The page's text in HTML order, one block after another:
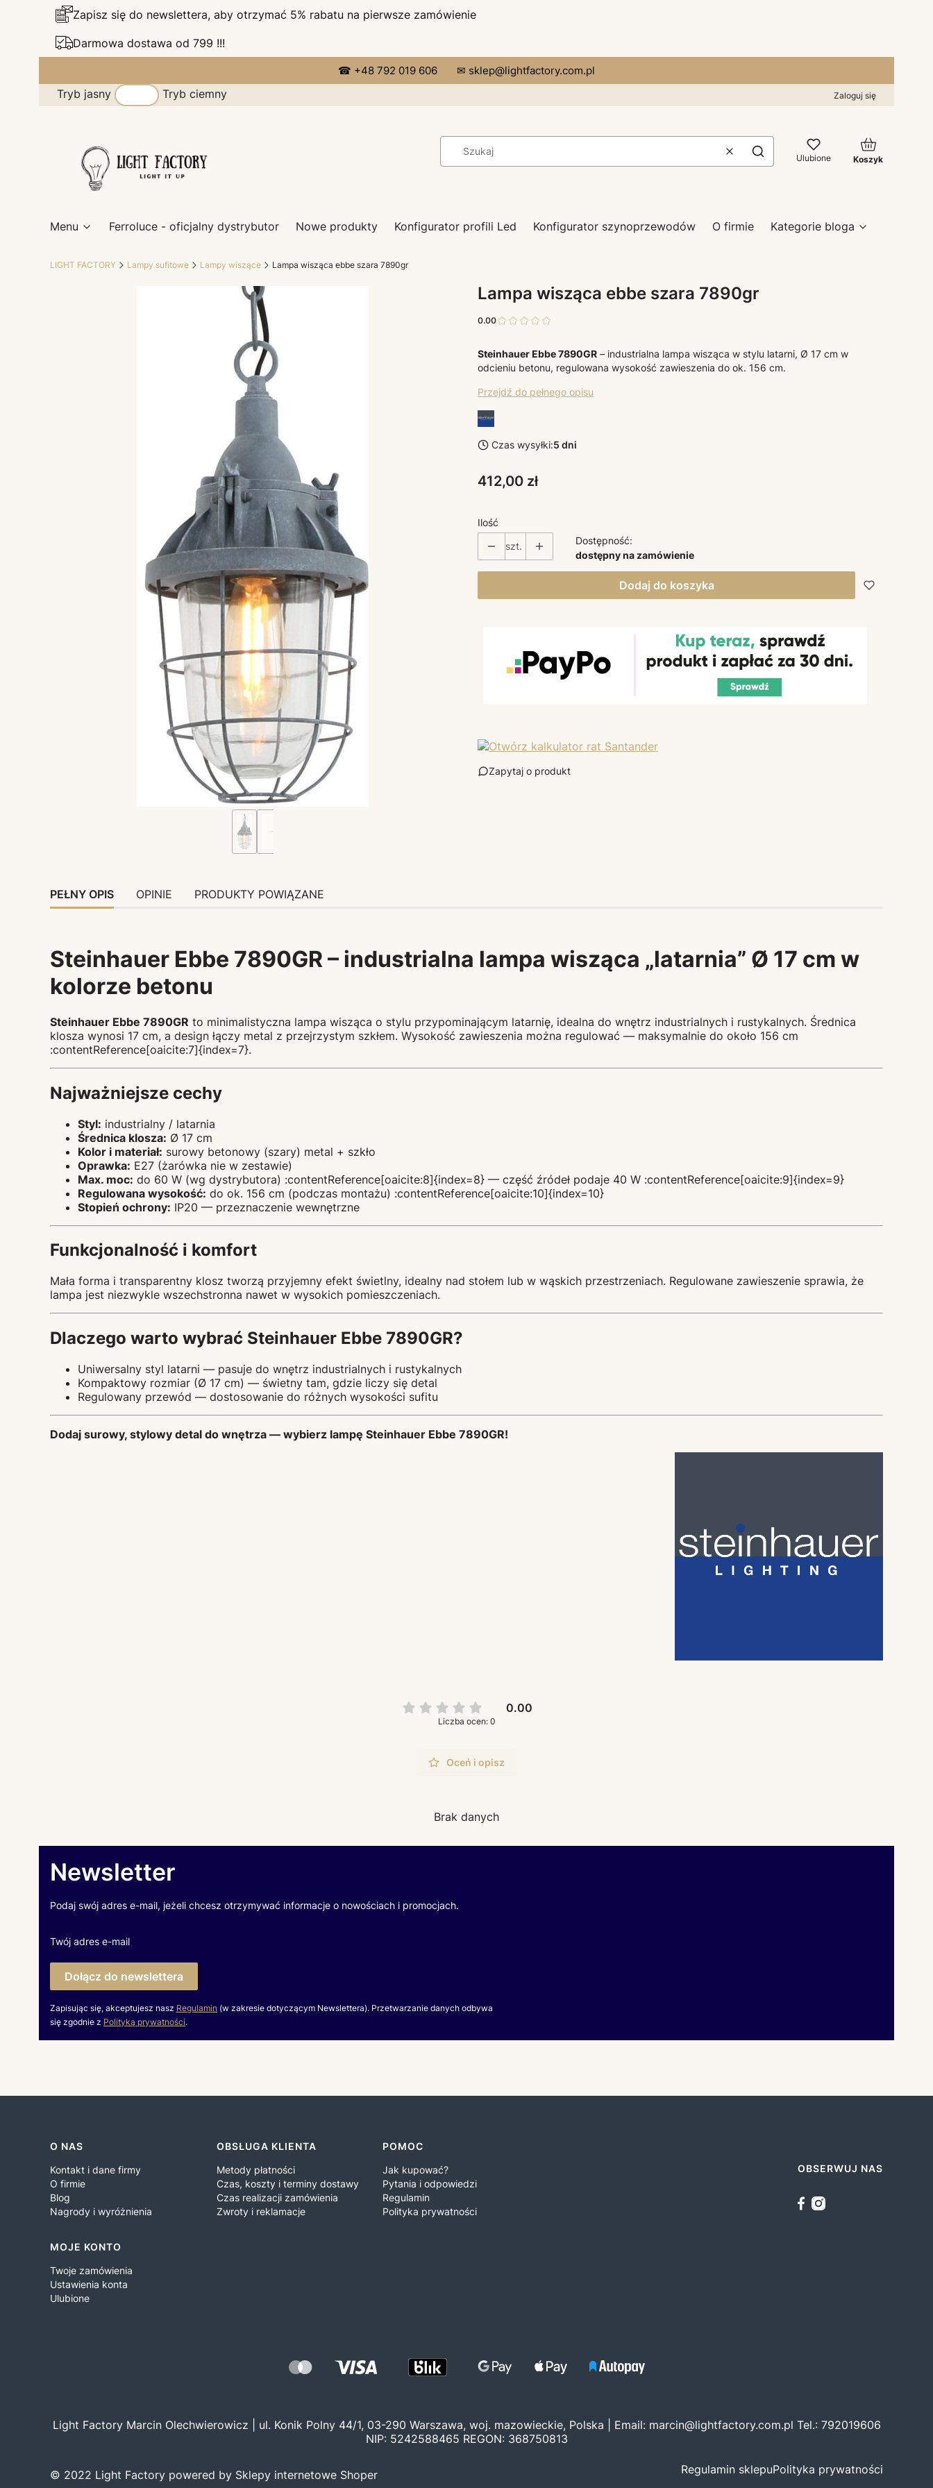
Zapisz się do newslettera, aby otrzymać 5% rabatu na pierwsze zamówienie
Darmowa dostawa od 799 !!!
☎ +48 792 019 606 ✉ sklep@lightfactory.com.pl
Tryb jasny Tryb ciemny Zaloguj się
WyczyśćSzukaj Ulubione
Produkty w
Koszyk
Menu Ferroluce - oficjalny dystrybutor Nowe produkty Konfigurator profili Led Konfigurator szynoprzewodów O firmie Kategorie bloga
LIGHT FACTORY Lampy sufitowe Lampy wiszące Lampa wisząca ebbe szara 7890gr
Lampa wisząca ebbe szara 7890gr
0.00
Steinhauer Ebbe 7890GR – industrialna lampa wisząca w stylu latarni, Ø 17 cm w
odcieniu betonu, regulowana wysokość zawieszenia do ok. 156 cm.
Przejdź do pełnego opisu
Czas wysyłki:5 dni
Cena
412,00 zł
Ilość
szt.
Dostępność:
dostępny na zamówienie
Dodaj do koszyka
Zapytaj o produkt
PEŁNY OPIS OPINIE PRODUKTY POWIĄZANE
Steinhauer Ebbe 7890GR – industrialna lampa wisząca „latarnia” Ø 17 cm w
kolorze betonu
Steinhauer Ebbe 7890GR to minimalistyczna lampa wisząca o stylu przypominającym latarnię, idealna do wnętrz industrialnych i rustykalnych. Średnica
klosza wynosi 17 cm, a design łączy metal z przejrzystym szkłem. Wysokość zawieszenia można regulować — maksymalnie do około 156 cm
:contentReference[oaicite:7]{index=7}.
Najważniejsze cechy
Styl: industrialny / latarnia
Średnica klosza: Ø 17 cm
Kolor i materiał: surowy betonowy (szary) metal + szkło
Oprawka: E27 (żarówka nie w zestawie)
Max. moc: do 60 W (wg dystrybutora) :contentReference[oaicite:8]{index=8} — część źródeł podaje 40 W :contentReference[oaicite:9]{index=9}
Regulowana wysokość: do ok. 156 cm (podczas montażu) :contentReference[oaicite:10]{index=10}
Stopień ochrony: IP20 — przeznaczenie wewnętrzne
Funkcjonalność i komfort
Mała forma i transparentny klosz tworzą przyjemny efekt świetlny, idealny nad stołem lub w wąskich przestrzeniach. Regulowane zawieszenie sprawia, że
lampa jest niezwykle wszechstronna nawet w wysokich pomieszczeniach.
Dlaczego warto wybrać Steinhauer Ebbe 7890GR?
Uniwersalny styl latarni — pasuje do wnętrz industrialnych i rustykalnych
Kompaktowy rozmiar (Ø 17 cm) — świetny tam, gdzie liczy się detal
Regulowany przewód — dostosowanie do różnych wysokości sufitu
Dodaj surowy, stylowy detal do wnętrza — wybierz lampę Steinhauer Ebbe 7890GR!
0.00
Liczba ocen: 0
Oceń i opisz
Brak danych
Newsletter
Podaj swój adres e-mail, jeżeli chcesz otrzymywać informacje o nowościach i promocjach.
Twój adres e-mail
Dołącz do newslettera
Zapisując się, akceptujesz nasz Regulamin (w zakresie dotyczącym Newslettera). Przetwarzanie danych odbywa
się zgodnie z Polityką prywatności.
Linki w stopce
O NAS
Kontakt i dane firmy
O firmie
Blog
Nagrody i wyróżnienia
OBSŁUGA KLIENTA
Metody płatności
Czas, koszty i terminy dostawy
Czas realizacji zamówienia
Zwroty i reklamacje
POMOC
Jak kupować?
Pytania i odpowiedzi
Regulamin
Polityka prywatności
MOJE KONTO
Twoje zamówienia
Ustawienia konta
Ulubione
OBSERWUJ NAS
Light Factory Marcin Olechwierowicz | ul. Konik Polny 44/1, 03-290 Warszawa, woj. mazowieckie, Polska | Email: marcin@lightfactory.com.pl Tel.: 792019606
NIP: 5242588465 REGON: 368750813
© 2022 Light Factory powered by Sklepy internetowe Shoper Regulamin sklepuPolityka prywatności